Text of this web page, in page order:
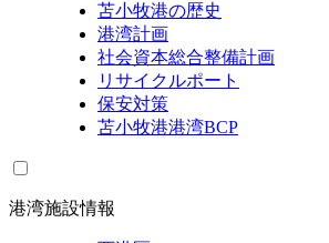
苫小牧港の歴史
港湾計画
社会資本総合整備計画
リサイクルポート
保安対策
苫小牧港港湾BCP
港湾施設情報